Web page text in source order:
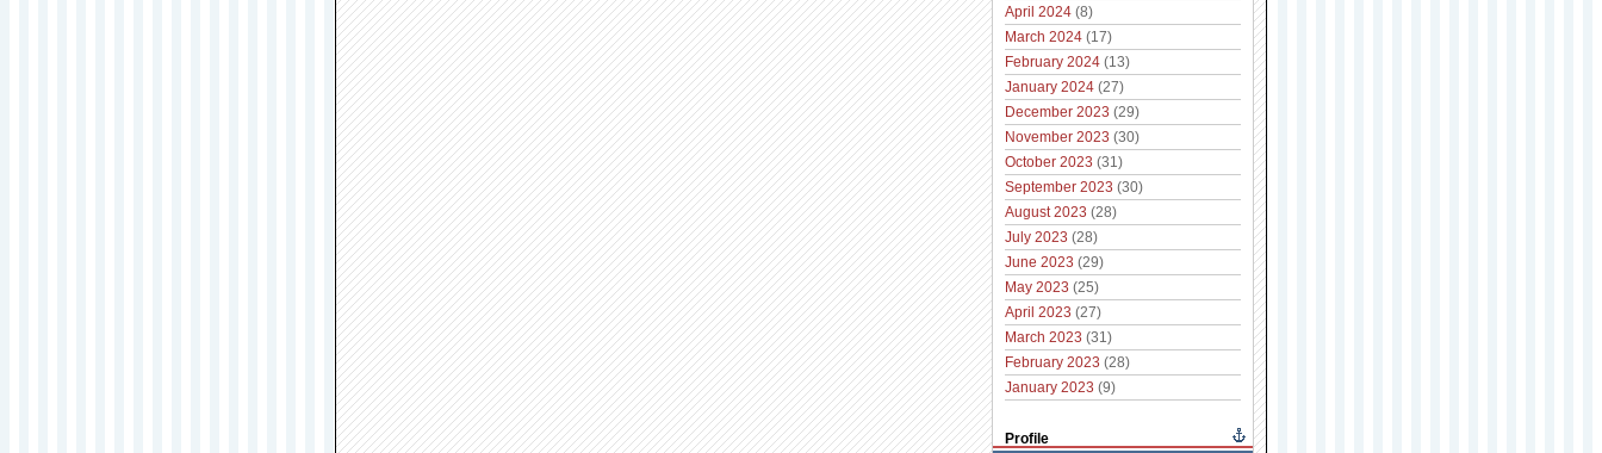
April 2024 (8)
March 2024 (17)
February 2024 (13)
January 2024 (27)
December 2023 (29)
November 2023 (30)
October 2023 (31)
September 2023 (30)
August 2023 (28)
July 2023 (28)
June 2023 (29)
May 2023 (25)
April 2023 (27)
March 2023 (31)
February 2023 (28)
January 2023 (9)
Profile